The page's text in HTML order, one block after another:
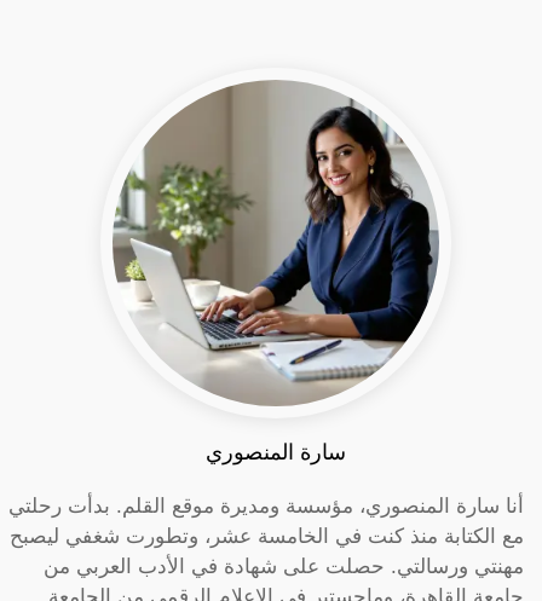
سارة المنصوري
أنا سارة المنصوري، مؤسسة ومديرة موقع القلم. بدأت رحلتي
مع الكتابة منذ كنت في الخامسة عشر، وتطورت شغفي ليصبح
مهنتي ورسالتي. حصلت على شهادة في الأدب العربي من